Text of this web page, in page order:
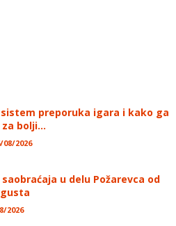
preporuka igara i kako ga
bolji...
08/2026
u delu Požarevca od
2026